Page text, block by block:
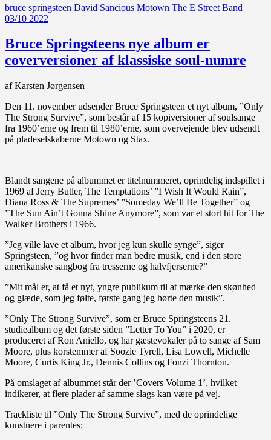
bruce springsteen David Sancious Motown The E Street Band
03/10 2022
Bruce Springsteens nye album er
coverversioner af klassiske soul-numre
af Karsten Jørgensen
Den 11. november udsender Bruce Springsteen et nyt album, ”Only
The Strong Survive”, som består af 15 kopiversioner af soulsange
fra 1960’erne og frem til 1980’erne, som overvejende blev udsendt
på pladeselskaberne Motown og Stax.
Blandt sangene på albummet er titelnummeret, oprindelig indspillet i
1969 af Jerry Butler, The Temptations’ ”I Wish It Would Rain”,
Diana Ross & The Supremes’ ”Someday We’ll Be Together” og
”The Sun Ain’t Gonna Shine Anymore”, som var et stort hit for The
Walker Brothers i 1966.
”Jeg ville lave et album, hvor jeg kun skulle synge”, siger
Springsteen, ”og hvor finder man bedre musik, end i den store
amerikanske sangbog fra tresserne og halvfjerserne?”
”Mit mål er, at få et nyt, yngre publikum til at mærke den skønhed
og glæde, som jeg følte, første gang jeg hørte den musik”.
”Only The Strong Survive”, som er Bruce Springsteens 21.
studiealbum og det første siden ”Letter To You” i 2020, er
produceret af Ron Aniello, og har gæstevokaler på to sange af Sam
Moore, plus korstemmer af Soozie Tyrell, Lisa Lowell, Michelle
Moore, Curtis King Jr., Dennis Collins og Fonzi Thornton.
På omslaget af albummet står der ’Covers Volume 1’, hvilket
indikerer, at flere plader af samme slags kan være på vej.
Trackliste til ”Only The Strong Survive”, med de oprindelige
kunstnere i parentes: